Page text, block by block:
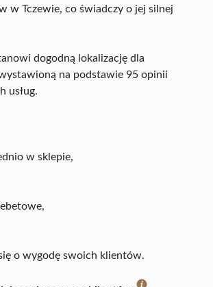
w Tczewie, co świadczy o jej silnej
dogodną lokalizację dla
na podstawie 95 opinii
usług.
w sklepie,
o wygodę swoich klientów.